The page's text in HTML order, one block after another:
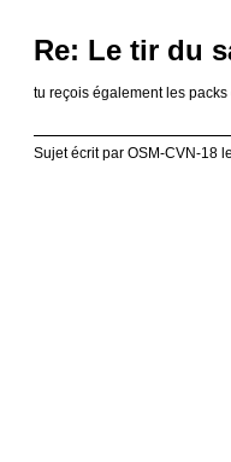
Re: Le tir du
tu reçois également les
Sujet écrit par OSM-CVN-18